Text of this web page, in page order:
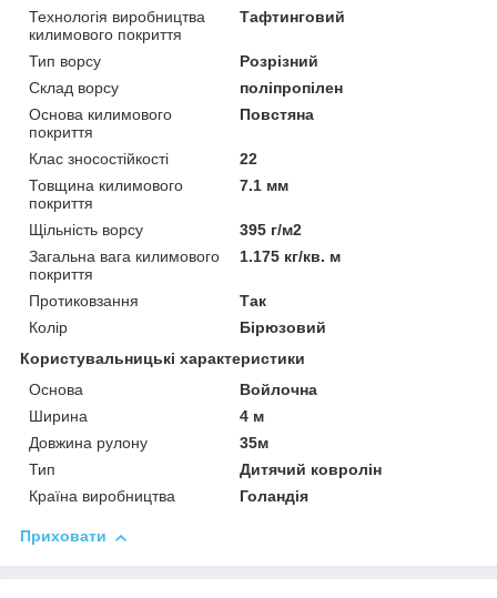
Технологія виробництва
килимового покриття
Тафтинговий
Тип ворсу
Розрізний
Склад ворсу
поліпропілен
Основа килимового
покриття
Повстяна
Клас зносостійкості
22
Товщина килимового
покриття
7.1 мм
Щільність ворсу
395 г/м2
Загальна вага килимового
покриття
1.175 кг/кв. м
Протиковзання
Так
Колір
Бірюзовий
Користувальницькі характеристики
Основа
Войлочна
Ширина
4 м
Довжина рулону
35м
Тип
Дитячий ковролін
Країна виробництва
Голандія
Приховати